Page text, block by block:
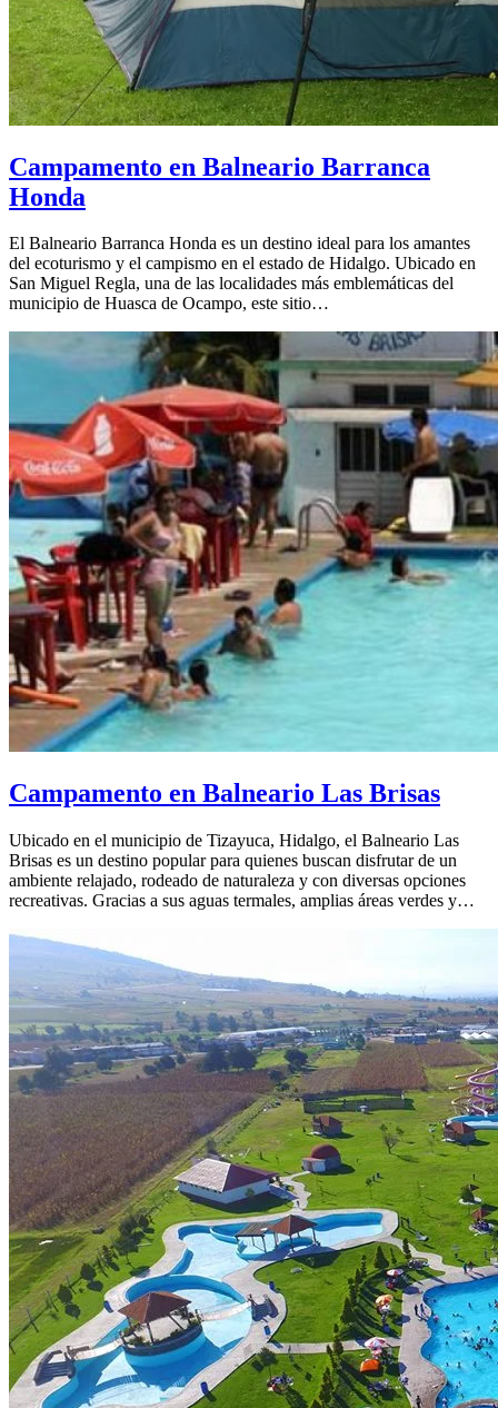
Campamento en Balneario Barranca
Honda
El Balneario Barranca Honda es un destino ideal para los amantes
del ecoturismo y el campismo en el estado de Hidalgo. Ubicado en
San Miguel Regla, una de las localidades más emblemáticas del
municipio de Huasca de Ocampo, este sitio…
Campamento en Balneario Las Brisas
Ubicado en el municipio de Tizayuca, Hidalgo, el Balneario Las
Brisas es un destino popular para quienes buscan disfrutar de un
ambiente relajado, rodeado de naturaleza y con diversas opciones
recreativas. Gracias a sus aguas termales, amplias áreas verdes y…